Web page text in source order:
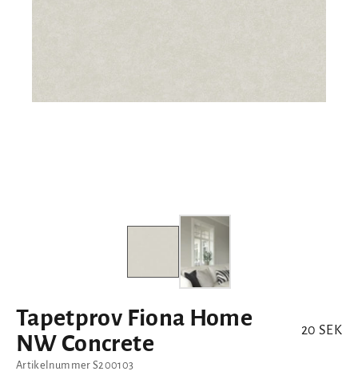
Tapetprov Fiona Home
NW Concrete
REA-pris
20 SEK
Artikelnummer S200103